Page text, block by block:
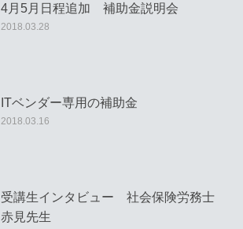
4月5月日程追加 補助金説明会
2018.03.28
ITベンダー専用の補助金
2018.03.16
受講生インタビュー 社会保険労務士
赤見先生